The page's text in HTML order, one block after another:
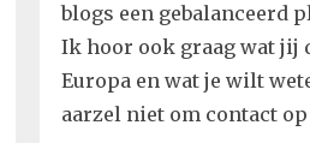
blogs een gebalanceerd
Ik hoor ook graag wat jij
Europa en wat je wilt
aarzel niet om contact